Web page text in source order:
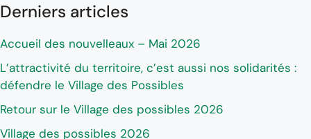
Derniers articles
Accueil des nouvelleaux – Mai 2026
L’attractivité du territoire, c’est aussi nos solidarités :
défendre le Village des Possibles
Retour sur le Village des possibles 2026
Village des possibles 2026